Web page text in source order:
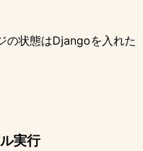
の状態はDjangoを入れた
実行